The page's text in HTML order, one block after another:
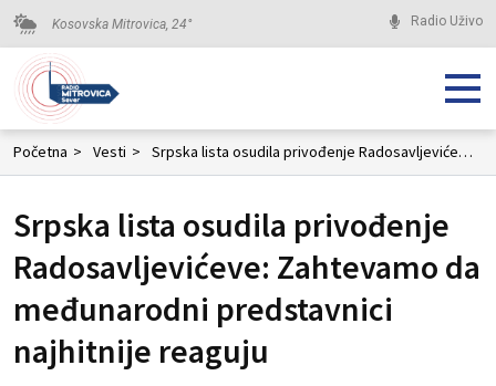
Kosovska Mitrovica, 24° Radio Uživo
Početna > Vesti > Srpska lista osudila privođenje Radosavljevićeve: Zahtevamo da međunarodni predstavnici najhitnije reaguju
Srpska lista osudila privođenje
Radosavljevićeve: Zahtevamo da
međunarodni predstavnici
najhitnije reaguju